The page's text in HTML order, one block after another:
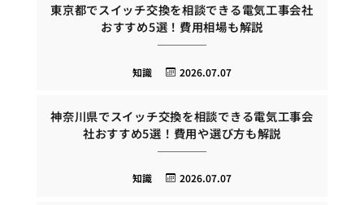
東京都でスイッチ交換を相談できる電気工事会社
おすすめ5選！費用相場も解説
2026.07.07
知識
神奈川県でスイッチ交換を相談できる電気工事会
社おすすめ5選！費用や選び方も解説
2026.07.07
知識